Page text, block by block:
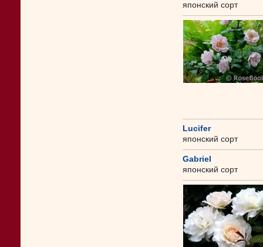
японский сорт
Lucifer
японский сорт
Gabriel
японский сорт